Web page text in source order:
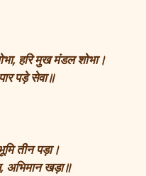
हरि मुख मंडल शोभा।
पड़े सेवा॥
तीन पड़ा।
अभिमान खड़ा॥